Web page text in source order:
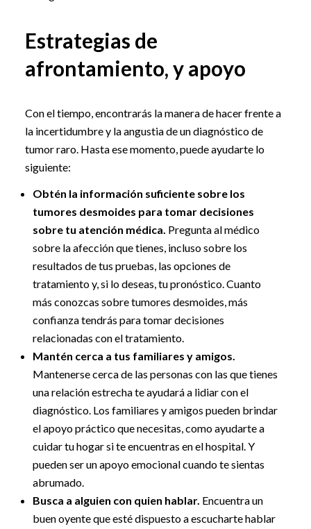
Estrategias de
afrontamiento, y apoyo
Con el tiempo, encontrarás la manera de hacer frente a
la incertidumbre y la angustia de un diagnóstico de
tumor raro. Hasta ese momento, puede ayudarte lo
siguiente:
Obtén la información suficiente sobre los
tumores desmoides para tomar decisiones
sobre tu atención médica. Pregunta al médico
sobre la afección que tienes, incluso sobre los
resultados de tus pruebas, las opciones de
tratamiento y, si lo deseas, tu pronóstico. Cuanto
más conozcas sobre tumores desmoides, más
confianza tendrás para tomar decisiones
relacionadas con el tratamiento.
Mantén cerca a tus familiares y amigos.
Mantenerse cerca de las personas con las que tienes
una relación estrecha te ayudará a lidiar con el
diagnóstico. Los familiares y amigos pueden brindar
el apoyo práctico que necesitas, como ayudarte a
cuidar tu hogar si te encuentras en el hospital. Y
pueden ser un apoyo emocional cuando te sientas
abrumado.
Busca a alguien con quien hablar. Encuentra un
buen oyente que esté dispuesto a escucharte hablar